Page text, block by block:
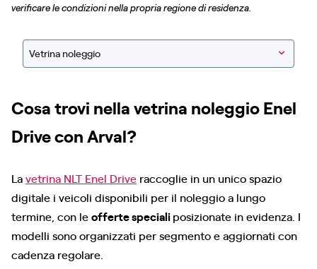
verificare le condizioni nella propria regione di residenza.
Vetrina noleggio
Cosa trovi nella vetrina noleggio Enel
Drive con Arval?
Lavetrina NLT Enel Drive raccoglie in un unico spazio
digitale i veicoli disponibili per il noleggio a lungo
termine, con leofferte specialiposizionate in evidenza. I
modelli sono organizzati per segmento e aggiornati con
cadenza regolare.